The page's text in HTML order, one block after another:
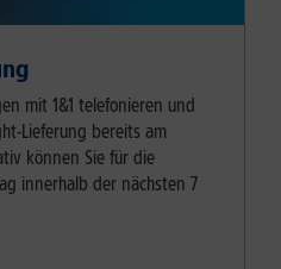
mit 1&1 telefonieren und
Lieferung bereits am
können Sie für die
innerhalb der nächsten 7